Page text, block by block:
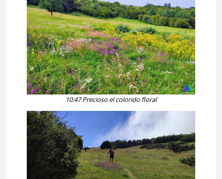
10:47 Precioso el colorido floral